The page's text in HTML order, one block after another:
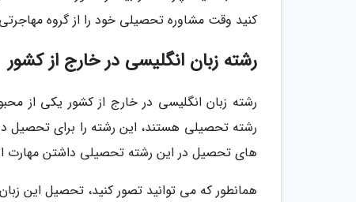
کنید وقت مشاوره تحصیلی خود را از گروه مهاجرتی
رشته زبان انگلیسی در خارج از کشور
رشته زبان انگلیسی در خارج از کشور یکی از
رشته تحصیلی هستند، این رشته را برای تحصیل
های تحصیل در این رشته تحصیلی داشتن مهارت
همانطور که می توانید تصور کنید، تحصیل این